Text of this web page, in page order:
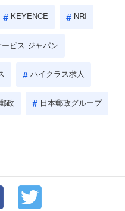
KEYENCE NRI
ビス ジャパン
ハイクラス求人
政 日本郵政グループ